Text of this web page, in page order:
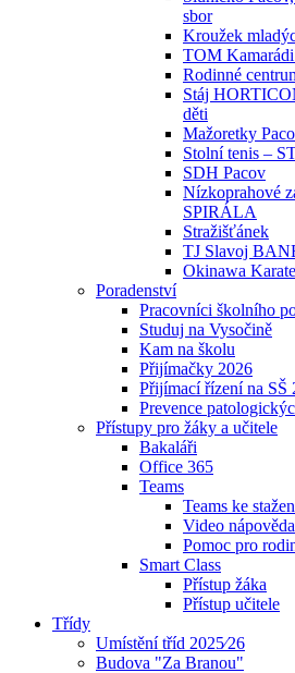
sbor
Kroužek
TOM
Rodinné
Stáj
děti
Mažoretky
Stolní tenis –
SDH Pacov
Nízkoprahové
SPIRÁLA
Stražišťánek
TJ Slavoj
Okinawa
Poradenství
Pracovníci školního
Studuj na Vysočině
Kam na školu
Přijímačky 2026
Přijímací řízení na SŠ
Prevence
Přístupy pro žáky a učitele
Bakaláři
Office 365
Teams
Teams ke
Video nápověda
Pomoc pro
Smart Class
Přístup žáka
Přístup učitele
Třídy
Umístění tříd 2025⁄26
Budova "Za Branou"